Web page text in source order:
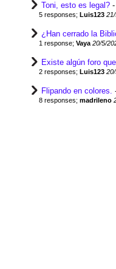
Toni, esto es legal? -
5 responses; Luis123
¿Han cerrado la
1 response; Vaya 20/5/
Existe algún foro
2 responses; Luis123
Flipando en colores.
8 responses; madrileno